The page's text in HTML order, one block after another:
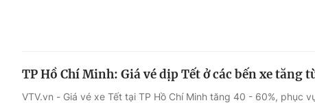
TP Hồ Chí Minh: Giá vé dịp Tết ở các bến xe tăng
VTV.vn - Giá vé xe Tết tại TP Hồ Chí Minh tăng 40 - 60%, phục